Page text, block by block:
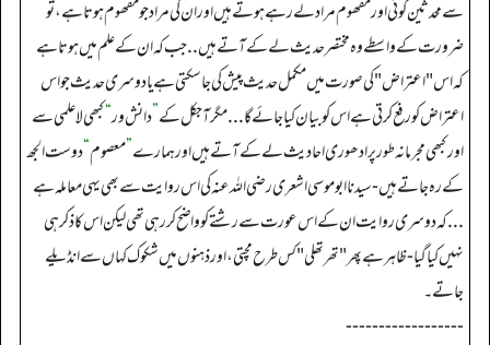
سے محدثین کوئی اور مفھوم مراد لے رہے ہوتے ہیں اور ان کی مراد جو مفھوم ہوتا ہے، تو
ضرورت کے واسطے وہ مختصر حدیث لے کے آتے ہیں ..جب کہ ان کے علم میں ہوتا ہے
کہ اس "اعتراض " کی صورت میں مکمل حدیث پیش کی جا سکتی ہے یا دوسری حدیث جو اس
اعتراض کو رفع کرتی ہے اس کو بیان کیا جائے گا ...مگر آجکل کے”دانش ور“کبھی لاعلمی سے
اور کبھی مجرمانہ طور پر ادھوری احادیث لے کے آتے ہیں اور ہمارے”معصوم“دوست الجھ
کے رہ جاتے ہیں - سیدنا ابو موسی اشعری رضی اللہ عنہ کی اس روایت سے بھی یہی معاملہ ہے
...کہ دوسری روایت ان کے اس عورت سے رشتے کو واضح کر رہی تھی لیکن اس کا ذکر ہی
نہیں کیا گیا - ظاہر ہے پھر "تھرتھلی " کس طرح مچتی، اور ذہنوں میں شکوک کہاں سے انڈیلے
جاتے۔
------------------